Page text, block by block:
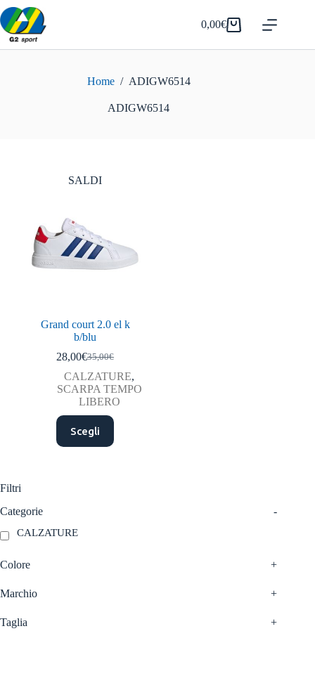
Salta
al
contenuto
Carrello
0,00€
Home / ADIGW6514
ADIGW6514
SALDI
Grand court 2.0 el k
b/blu
35,00€
Il
prezzo
originale
era:
35,00€.
28,00€Il
prezzo
attuale
è:
28,00€.
CALZATURE,
SCARPA TEMPO
LIBERO
Scegli
Questo
prodotto
ha
Filtri
Categorie
-
CALZATURE
Colore +
Marchio +
Taglia +